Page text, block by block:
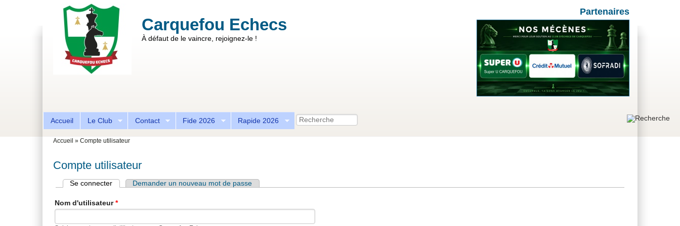
Aller au contenu principal
Partenaires
Carquefou Echecs
À défaut de le vaincre, rejoignez-le !
Accueil Le Club Contact Fide 2026 Rapide 2026
Formulaire de recherche Recherche
Vous êtes ici
Accueil » Compte utilisateur
Compte utilisateur
Onglets principaux
Se connecter (onglet actif)Demander un nouveau mot de passe
Nom d'utilisateur *